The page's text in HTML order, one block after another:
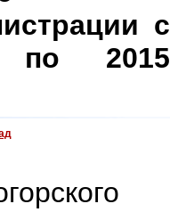
с
по 2015